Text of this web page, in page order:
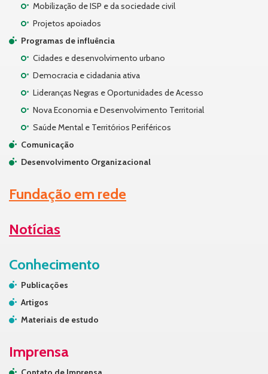
Mobilização de ISP e da sociedade civil
Projetos apoiados
Programas de influência
Cidades e desenvolvimento urbano
Democracia e cidadania ativa
Lideranças Negras e Oportunidades de Acesso
Nova Economia e Desenvolvimento Territorial
Saúde Mental e Territórios Periféricos
Comunicação
Desenvolvimento Organizacional
Fundação em rede
Notícias
Conhecimento
Publicações
Artigos
Materiais de estudo
Imprensa